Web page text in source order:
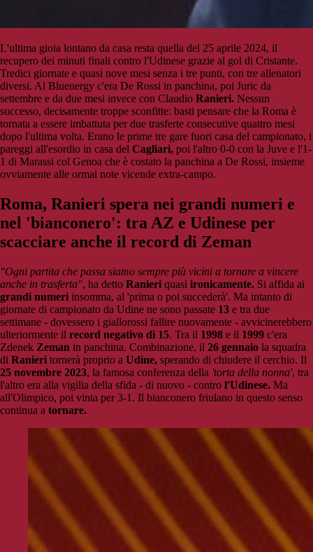
L'ultima gioia lontano da casa resta quella del 25 aprile 2024, il
recupero dei minuti finali contro l'Udinese grazie al gol di Cristante.
Tredici giornate e quasi nove mesi senza i tre punti, con tre allenatori
diversi. Al Bluenergy c'era De Rossi in panchina, poi Juric da
settembre e da due mesi invece con Claudio Ranieri. Nessun
successo, decisamente troppe sconfitte: basti pensare che la Roma è
tornata a essere imbattuta per due trasferte consecutive quattro mesi
dopo l'ultima volta. Erano le prime tre gare fuori casa del campionato, i
pareggi all'esordio in casa del Cagliari, poi l'altro 0-0 con la Juve e l'1-
1 di Marassi col Genoa che è costato la panchina a De Rossi, insieme
ovviamente alle ormai note vicende extra-campo.
Roma, Ranieri spera nei grandi numeri e
nel 'bianconero': tra AZ e Udinese per
scacciare anche il record di Zeman
"Ogni partita che passa siamo sempre più vicini a tornare a vincere
anche in trasferta", ha detto Ranieri quasi ironicamente. Si affida ai
grandi numeri insomma, al 'prima o poi succederà'. Ma intanto di
giornate di campionato da Udine ne sono passate 13 e tra due
settimane - dovessero i giallorossi fallire nuovamente - avvicinerebbero
ulteriormente il record negativo di 15. Tra il 1998 e il 1999 c'era
Zdenek Zeman in panchina. Combinazione, il 26 gennaio la squadra
di Ranieri tornerà proprio a Udine, sperando di chiudere il cerchio. Il
25 novembre 2023, la famosa conferenza della 'torta della nonna', tra
l'altro era alla vigilia della sfida - di nuovo - contro l'Udinese. Ma
all'Olimpico, poi vinta per 3-1. Il bianconero friulano in questo senso
continua a tornare.